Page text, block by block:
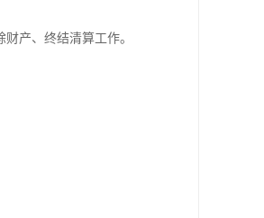
产、终结清算工作。